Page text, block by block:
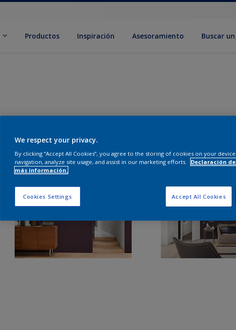
Productos Inspiración Asesoramiento Buscar
We respect your privacy.
By clicking “Accept All Cookies”, you agree to the storing of cookies on your
navigation, analyze site usage, and assist in our marketing efforts.
Declaración
más información.
Cookies Settings Accept All Cookies